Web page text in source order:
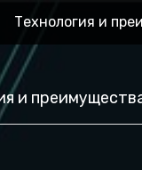
и
Технология и